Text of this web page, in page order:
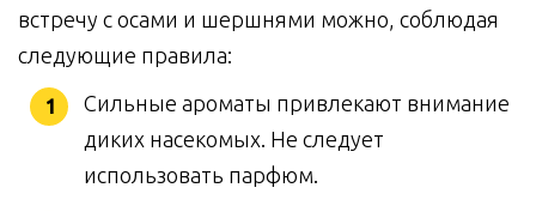
встречу с осами и шершнями можно, соблюдая
следующие правила:
Сильные ароматы привлекают внимание
диких насекомых. Не следует
использовать парфюм.